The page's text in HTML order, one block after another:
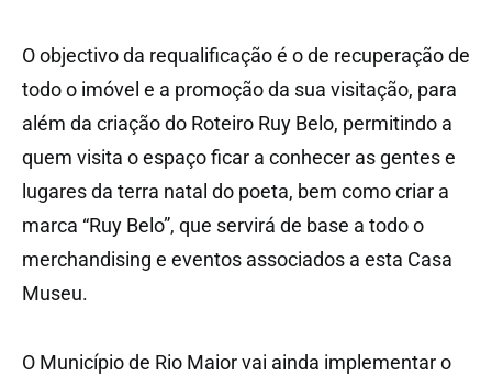
O objectivo da requalificação é o de recuperação de
todo o imóvel e a promoção da sua visitação, para
além da criação do Roteiro Ruy Belo, permitindo a
quem visita o espaço ficar a conhecer as gentes e
lugares da terra natal do poeta, bem como criar a
marca “Ruy Belo”, que servirá de base a todo o
merchandising e eventos associados a esta Casa
Museu.
O Município de Rio Maior vai ainda implementar o